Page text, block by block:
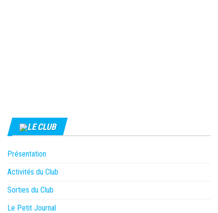
LE CLUB
Présentation
Activités du Club
Sorties du Club
Le Petit Journal